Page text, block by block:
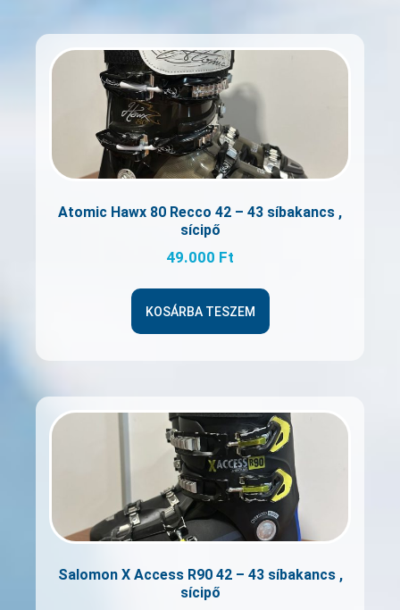
Atomic Hawx 80 Recco 42 – 43 síbakancs ,
sícipő
49.000 Ft
KOSÁRBA TESZEM
Salomon X Access R90 42 – 43 síbakancs ,
sícipő